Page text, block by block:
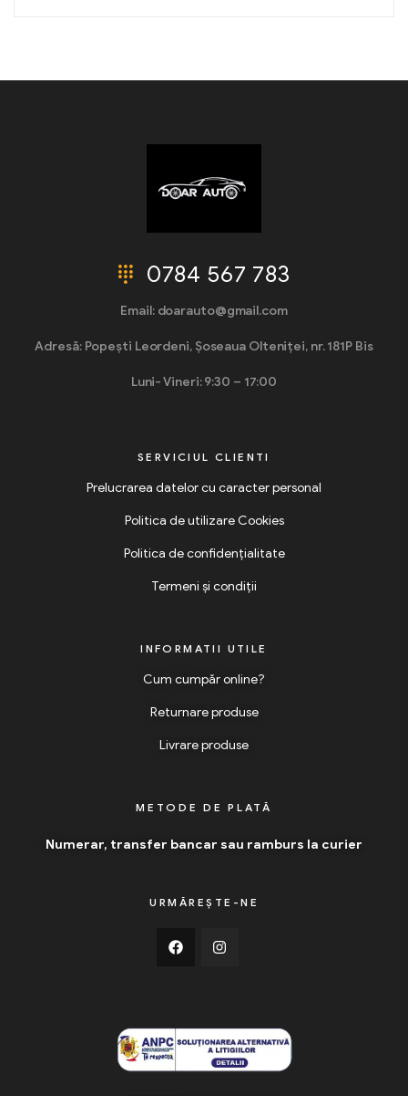
0784 567 783
Email: doarauto@gmail.com
Adresă: Popești Leordeni, Șoseaua Olteniței, nr. 181P Bis
Luni- Vineri: 9:30 – 17:00
SERVICIUL CLIENTI
Prelucrarea datelor cu caracter personal
Politica de utilizare Cookies
Politica de confidențialitate
Termeni și condiții
INFORMATII UTILE
Cum cumpăr online?
Returnare produse
Livrare produse
METODE DE PLATĂ
Numerar, transfer bancar sau ramburs la curier
URMĂREȘTE-NE